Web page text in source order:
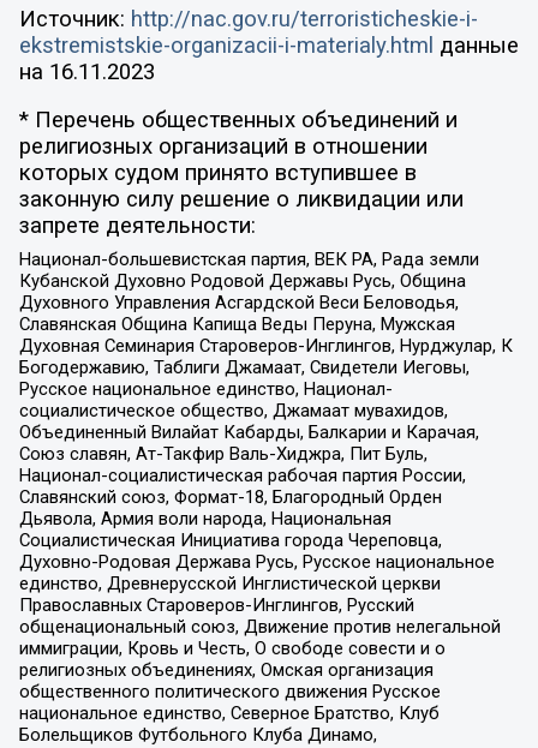
Источник: http://nac.gov.ru/terroristicheskie-i-
ekstremistskie-organizacii-i-materialy.html данные
на 16.11.2023
* Перечень общественных объединений и
религиозных организаций в отношении
которых судом принято вступившее в
законную силу решение о ликвидации или
запрете деятельности:
Национал-большевистская партия, ВЕК РА, Рада земли
Кубанской Духовно Родовой Державы Русь, Община
Духовного Управления Асгардской Веси Беловодья,
Славянская Община Капища Веды Перуна, Мужская
Духовная Семинария Староверов-Инглингов, Нурджулар, К
Богодержавию, Таблиги Джамаат, Свидетели Иеговы,
Русское национальное единство, Национал-
социалистическое общество, Джамаат мувахидов,
Объединенный Вилайат Кабарды, Балкарии и Карачая,
Союз славян, Ат-Такфир Валь-Хиджра, Пит Буль,
Национал-социалистическая рабочая партия России,
Славянский союз, Формат-18, Благородный Орден
Дьявола, Армия воли народа, Национальная
Социалистическая Инициатива города Череповца,
Духовно-Родовая Держава Русь, Русское национальное
единство, Древнерусской Инглистической церкви
Православных Староверов-Инглингов, Русский
общенациональный союз, Движение против нелегальной
иммиграции, Кровь и Честь, О свободе совести и о
религиозных объединениях, Омская организация
общественного политического движения Русское
национальное единство, Северное Братство, Клуб
Болельщиков Футбольного Клуба Динамо,